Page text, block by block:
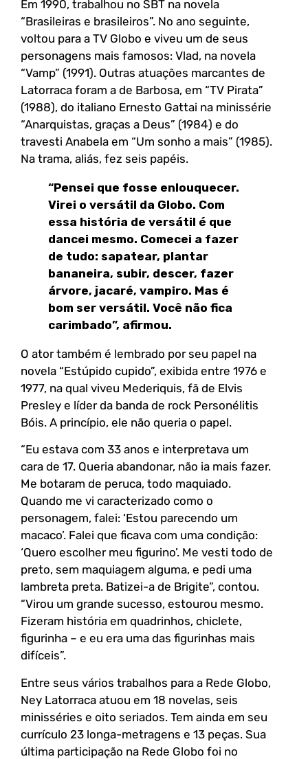
Em 1990, trabalhou no SBT na novela
“Brasileiras e brasileiros”. No ano seguinte,
voltou para a TV Globo e viveu um de seus
personagens mais famosos: Vlad, na novela
“Vamp” (1991). Outras atuações marcantes de
Latorraca foram a de Barbosa, em “TV Pirata”
(1988), do italiano Ernesto Gattai na minissérie
“Anarquistas, graças a Deus” (1984) e do
travesti Anabela em “Um sonho a mais” (1985).
Na trama, aliás, fez seis papéis.
“Pensei que fosse enlouquecer.
Virei o versátil da Globo. Com
essa história de versátil é que
dancei mesmo. Comecei a fazer
de tudo: sapatear, plantar
bananeira, subir, descer, fazer
árvore, jacaré, vampiro. Mas é
bom ser versátil. Você não fica
carimbado”, afirmou.
O ator também é lembrado por seu papel na
novela “Estúpido cupido”, exibida entre 1976 e
1977, na qual viveu Mederiquis, fã de Elvis
Presley e líder da banda de rock Personélitis
Bóis. A princípio, ele não queria o papel.
“Eu estava com 33 anos e interpretava um
cara de 17. Queria abandonar, não ia mais fazer.
Me botaram de peruca, todo maquiado.
Quando me vi caracterizado como o
personagem, falei: ‘Estou parecendo um
macaco’. Falei que ficava com uma condição:
‘Quero escolher meu figurino’. Me vesti todo de
preto, sem maquiagem alguma, e pedi uma
lambreta preta. Batizei-a de Brigite”, contou.
“Virou um grande sucesso, estourou mesmo.
Fizeram história em quadrinhos, chiclete,
figurinha – e eu era uma das figurinhas mais
difíceis”.
Entre seus vários trabalhos para a Rede Globo,
Ney Latorraca atuou em 18 novelas, seis
minisséries e oito seriados. Tem ainda em seu
currículo 23 longa-metragens e 13 peças. Sua
última participação na Rede Globo foi no